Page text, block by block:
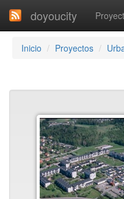
doyoucity
Inicio Proyectos